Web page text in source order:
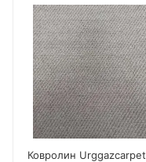
Ковролин Urggazcarpet